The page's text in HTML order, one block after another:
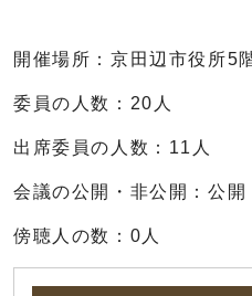
開催場所：京田辺市役所
委員の人数：20人
出席委員の人数：11人
会議の公開・非公開：公開
傍聴人の数：0人